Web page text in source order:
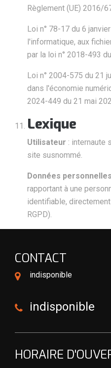
Règlement (UE) 2016/
Loi n° 78-17 du 6
l'informatique, aux
par la loi n° 2018-493
Loi n° 2004-575 du 21
dans l'économie
2024-449 du 21 mai
Lexique
Utilisateur : internaute
site susnommé.
Données personnelles
rapportant à une
identifiable,
RGPD).
CONTACT
indisponible
indisponible
HORAIRE